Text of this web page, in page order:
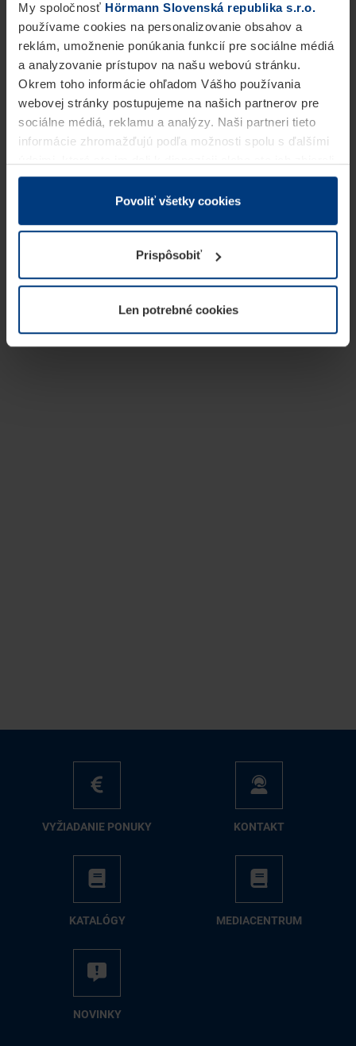
My spoločnosť Hörmann Slovenská republika s.r.o.
používame cookies na personalizovanie obsahov a
reklám, umožnenie ponúkania funkcií pre sociálne médiá
a analyzovanie prístupov na našu webovú stránku.
Okrem toho informácie ohľadom Vášho používania
webovej stránky postupujeme na našich partnerov pre
sociálne médiá, reklamu a analýzy. Naši partneri tieto
informácie zhromažďujú podľa možnosti spolu s ďalšími
v rámci Vášho využívania služieb.
Z právneho hľadiska môžeme cookies ukladať na Vašom
prevádzku tejto stránky. Pre všetky ostatné typy cookie
potrebujeme Vaše povolenie. Vaše povolenie môžete
kedykoľvek zmeniť alebo odvolať vo vysvetlení cookie
našej webovej stránky.
Povoliť všetky cookies
Prispôsobiť
Len potrebné cookies
VY­ŽIA­DA­NIE PO­NU­KY KON­TAKT
KA­TA­LÓ­GY ME­DIA­CEN­TRUM
NO­VIN­KY